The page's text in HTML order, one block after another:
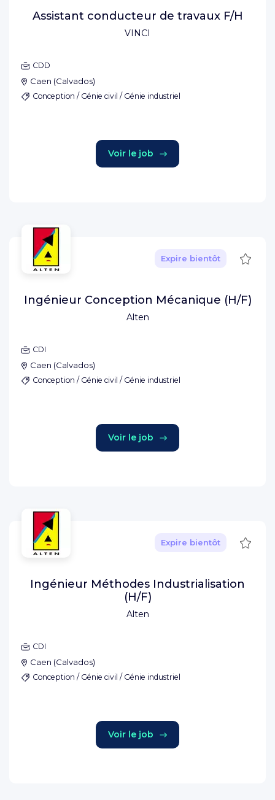
VINCI
Assistant conducteur de travaux F/H
CDD
Caen (Calvados)
Conception / Génie civil / Génie industriel
Voir le job
Alten
Expire bientôt
Ingénieur Conception Mécanique (H/F)
CDI
Caen (Calvados)
Conception / Génie civil / Génie industriel
Voir le job
Alten
Expire bientôt
Ingénieur Méthodes Industrialisation
(H/F)
CDI
Caen (Calvados)
Conception / Génie civil / Génie industriel
Voir le job